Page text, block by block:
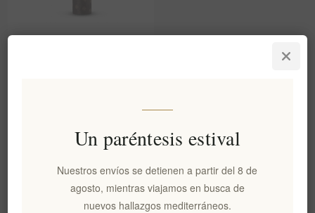
Categorías
€6,40 excl impuestos
equivale a €40,00 por 1 kg(s)
Un paréntesis estival
Nuestros envíos se detienen a partir del 8 de
agosto, mientras viajamos en busca de
nuevos hallazgos mediterráneos.